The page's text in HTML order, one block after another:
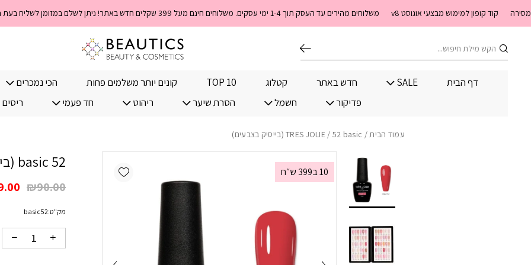
קוד קופון למימוש מבצעי אוגוסט v8 משלוחים מהירים עד העסק תוך 1-4 ימי עסקים. משלוחים חינם מעל 399 שקלים חדש באתר! ניתן לשלם במזומן לשליח בעת המסירה
חיפוש
דף הבית SALE חדש באתר קטלוג TOP 10 קונים יותר משלמים פחות הכי נמכרים
פדיקור
חשמל הסרת שיער ריהוט חד פעמי
עמוד הבית /
TRES JOLIE / 52 basic (בייסיק בצבעים)
52 basic (בייסיק בצבעים)
₪90.00
מק"ט:basic52
10 ב399 ש״ח Add wishlist